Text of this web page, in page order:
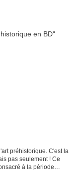
préhistorique. C'est la
pas seulement ! Ce
à la période